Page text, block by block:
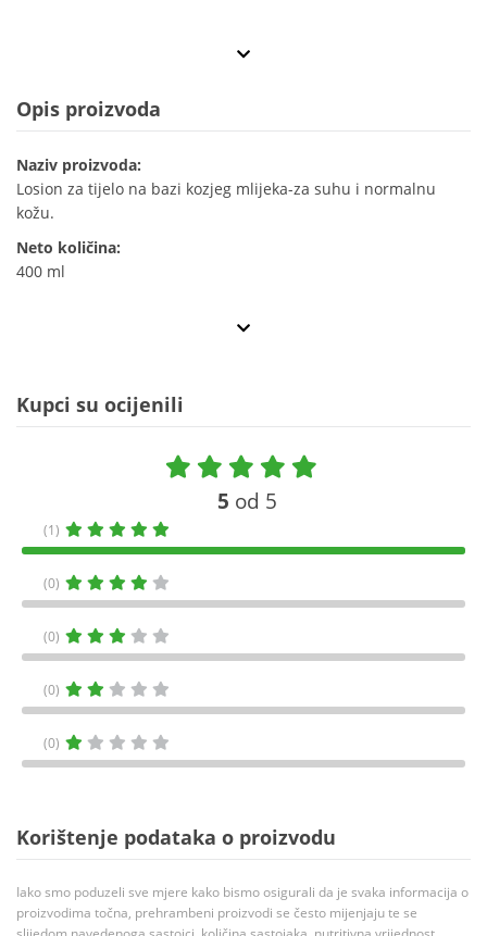
Opis proizvoda
Naziv proizvoda:
Losion za tijelo na bazi kozjeg mlijeka-za suhu i normalnu
kožu.
Neto količina:
400 ml
Kupci su ocijenili
5 od 5
(1)
(0)
(0)
(0)
(0)
Korištenje podataka o proizvodu
Iako smo poduzeli sve mjere kako bismo osigurali da je svaka informacija o
proizvodima točna, prehrambeni proizvodi se često mijenjaju te se